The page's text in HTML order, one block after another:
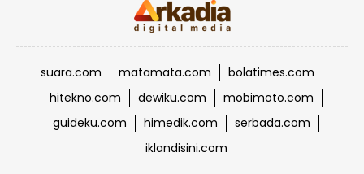
suara.com matamata.com
bolatimes.com
hitekno.com
dewiku.com
mobimoto.com
guideku.com
himedik.com
serbada.com
iklandisini.com